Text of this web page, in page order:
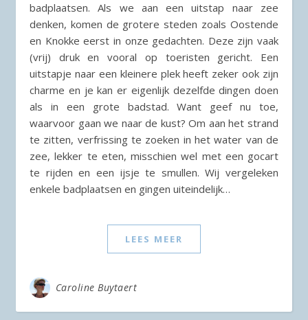
badplaatsen. Als we aan een uitstap naar zee
denken, komen de grotere steden zoals Oostende
en Knokke eerst in onze gedachten. Deze zijn vaak
(vrij) druk en vooral op toeristen gericht. Een
uitstapje naar een kleinere plek heeft zeker ook zijn
charme en je kan er eigenlijk dezelfde dingen doen
als in een grote badstad. Want geef nu toe,
waarvoor gaan we naar de kust? Om aan het strand
te zitten, verfrissing te zoeken in het water van de
zee, lekker te eten, misschien wel met een gocart
te rijden en een ijsje te smullen. Wij vergeleken
enkele badplaatsen en gingen uiteindelijk…
LEES MEER
Caroline Buytaert